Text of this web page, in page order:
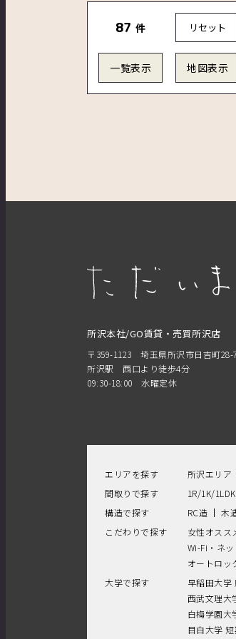
87 件 リセット
一覧表示 地図表示
所沢本社/GO賃貸・売買所沢店
〒359-1123 埼玉県所沢市日吉町28-
所沢駅 西口より徒歩4分
09:30-18:00 水曜定休
エリアを探す 所沢エリア
間取りで探す
1R/1K/1LDK
構造で探す
RC造 木
こだわりで探す
女性オスス
Wi-Fi・ネ
オートロッ
大学で探す
早稲田大学
西武文理大
白梅学園大
目白大学